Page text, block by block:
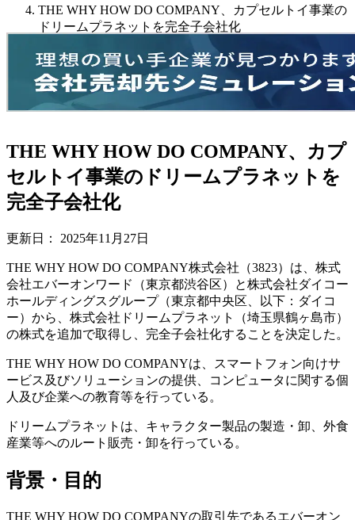
THE WHY HOW DO COMPANY、カプセルトイ事業の
ドリームプラネットを完全子会社化
THE WHY HOW DO COMPANY、カプ
セルトイ事業のドリームプラネットを
完全子会社化
更新日： 2025年11月27日
THE WHY HOW DO COMPANY株式会社（3823）は、株式
会社エバーオンワード（東京都渋谷区）と株式会社ダイコー
ホールディングスグループ（東京都中央区、以下：ダイコ
ー）から、株式会社ドリームプラネット（埼玉県鶴ヶ島市）
の株式を追加で取得し、完全子会社化することを決定した。
THE WHY HOW DO COMPANYは、スマートフォン向けサ
ービス及びソリューションの提供、コンピュータに関する個
人及び企業への教育等を行っている。
ドリームプラネットは、キャラクター製品の製造・卸、外食
産業等へのルート販売・卸を行っている。
背景・目的
THE WHY HOW DO COMPANYの取引先であるエバーオン